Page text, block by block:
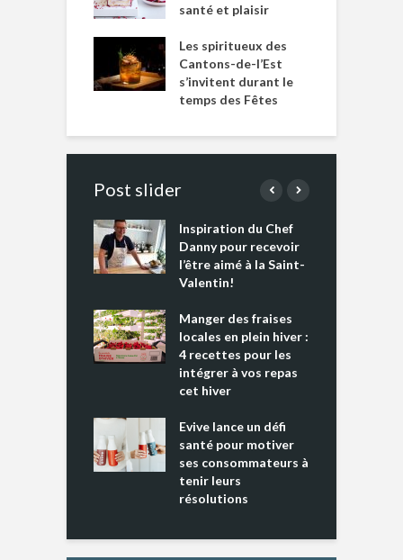
santé et plaisir
Les spiritueux des
Cantons-de-l’Est
s’invitent durant le
temps des Fêtes
Post slider
Inspiration du Chef
Danny pour recevoir
l’être aimé à la Saint-
Valentin!
Manger des fraises
locales en plein hiver :
4 recettes pour les
intégrer à vos repas
cet hiver
Evive lance un défi
santé pour motiver
ses consommateurs à
tenir leurs
résolutions